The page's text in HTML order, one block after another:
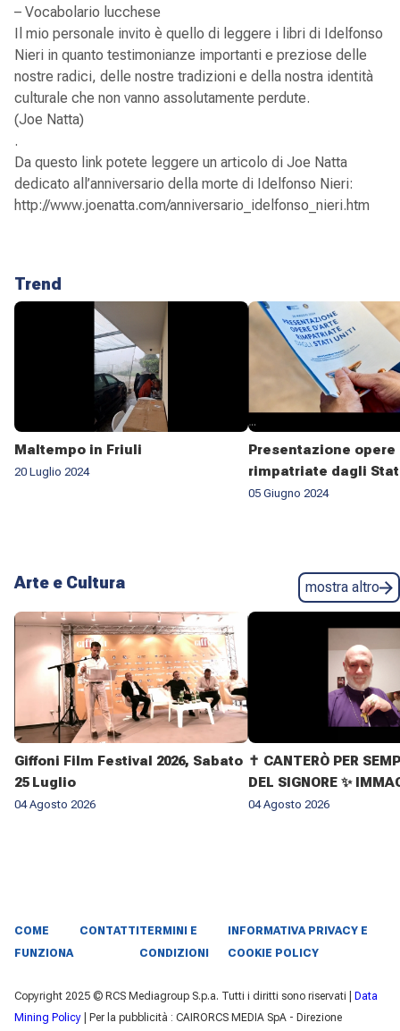
– Vocabolario lucchese
Il mio personale invito è quello di leggere i libri di Idelfonso
Nieri in quanto testimonianze importanti e preziose delle
nostre radici, delle nostre tradizioni e della nostra identità
culturale che non vanno assolutamente perdute.
(Joe Natta)
.
Da questo link potete leggere un articolo di Joe Natta
dedicato all’anniversario della morte di Idelfonso Nieri:
http://www.joenatta.com/anniversario_idelfonso_nieri.htm
Trend
Maltempo in Friuli
20 Luglio 2024
Presentazione
rimpatriate dagli
05 Giugno 2024
Arte e Cultura mostra altro
Giffoni Film Festival 2026, Sabato
25 Luglio
04 Agosto 2026
✝️ CANTERÒ PER
DEL SIGNORE ✨
VITA
04 Agosto 2026
COME
FUNZIONA
CONTATTI TERMINI E
CONDIZIONI
INFORMATIVA PRIVACY E
COOKIE POLICY
Copyright 2025 © RCS Mediagroup S.p.a. Tutti i diritti sono riservati |
Data
Mining Policy | Per la pubblicità : CAIRORCS MEDIA SpA - Direzione